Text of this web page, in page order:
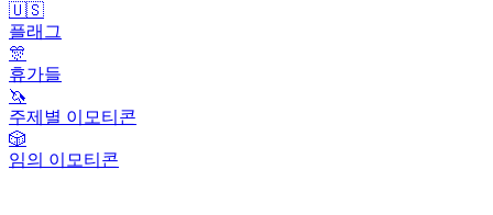
🇺🇸
플래그
🎊
휴가들
🦄
주제별 이모티콘
🎲
임의 이모티콘